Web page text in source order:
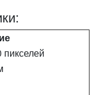
пикселей